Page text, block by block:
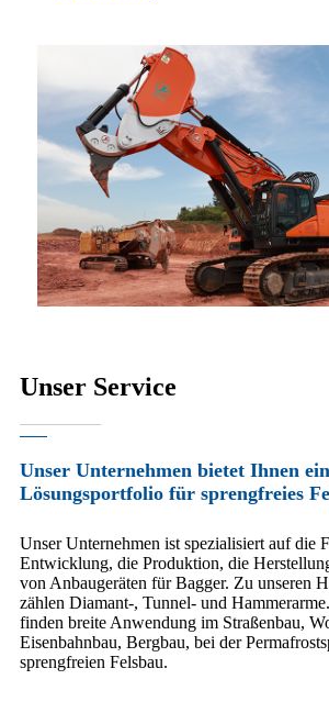
Unser Service
Unser Unternehmen bietet Ihnen
Lösungsportfolio für sprengfreies
Unser Unternehmen ist spezialisiert auf die
Entwicklung, die Produktion, die
von Anbaugeräten für Bagger. Zu unseren
zählen Diamant-, Tunnel- und
finden breite Anwendung im Straßenbau,
Eisenbahnbau, Bergbau, bei der
sprengfreien Felsbau.